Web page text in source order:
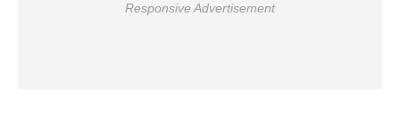
Responsive Advertisement